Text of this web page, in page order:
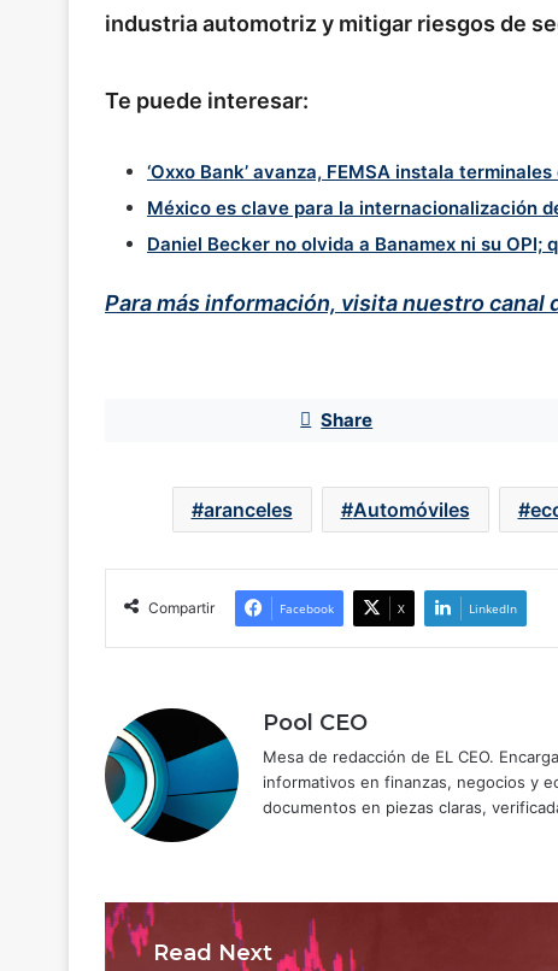
industria automotriz y mitigar riesgos de
Te puede interesar:
‘Oxxo Bank’ avanza, FEMSA instala
México es clave para la internacionalización
Daniel Becker no olvida a Banamex ni su
Para más información, visita nuestro canal
Share
aranceles Automóviles
Compartir Facebook X LinkedIn
Pool CEO
Mesa de redacción de EL CEO.
informativos en finanzas, negocios y
documentos en piezas claras,
Read Next